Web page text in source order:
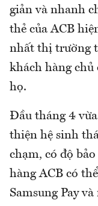
giản và nhanh
thẻ của ACB
nhất thị trường
khách hàng chủ
họ.
Đầu tháng 4
thiện hệ sinh
chạm, có độ
hàng ACB có
Samsung Pay